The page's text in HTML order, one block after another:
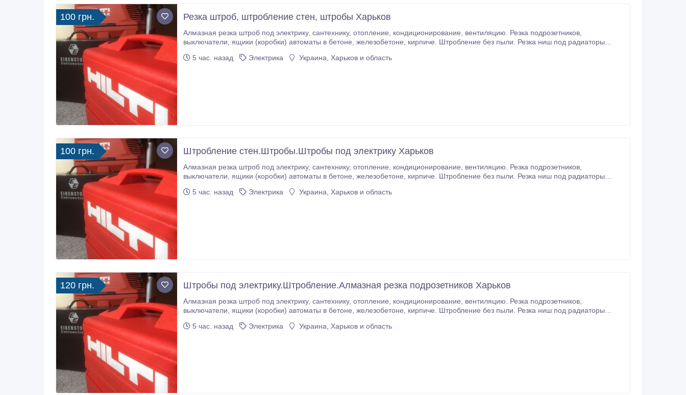
100 грн. Резка штроб, штробление стен, штробы Харьков
Алмазная резка штроб под электрику, сантехнику, отопление, кондиционирование, вентиляцию. Резка подрозетников,
выключатели, ящики (коробки) автоматы в бетоне, железобетоне, кирпиче. Штробление без пыли. Резка ниш под радиаторы
5 час. назад
Электрика Украина, Харьков и область
100 грн. Штробление стен.Штробы.Штробы под электрику Харьков
Алмазная резка штроб под электрику, сантехнику, отопление, кондиционирование, вентиляцию. Резка подрозетников,
выключатели, ящики (коробки) автоматы в бетоне, железобетоне, кирпиче. Штробление без пыли. Резка ниш под радиаторы
5 час. назад
Электрика Украина, Харьков и область
120 грн. Штробы под электрику.Штробление.Алмазная резка подрозетников Харьков
Алмазная резка штроб под электрику, сантехнику, отопление, кондиционирование, вентиляцию. Резка подрозетников,
выключатели, ящики (коробки) автоматы в бетоне, железобетоне, кирпиче. Штробление без пыли. Резка ниш под радиаторы
5 час. назад
Электрика Украина, Харьков и область